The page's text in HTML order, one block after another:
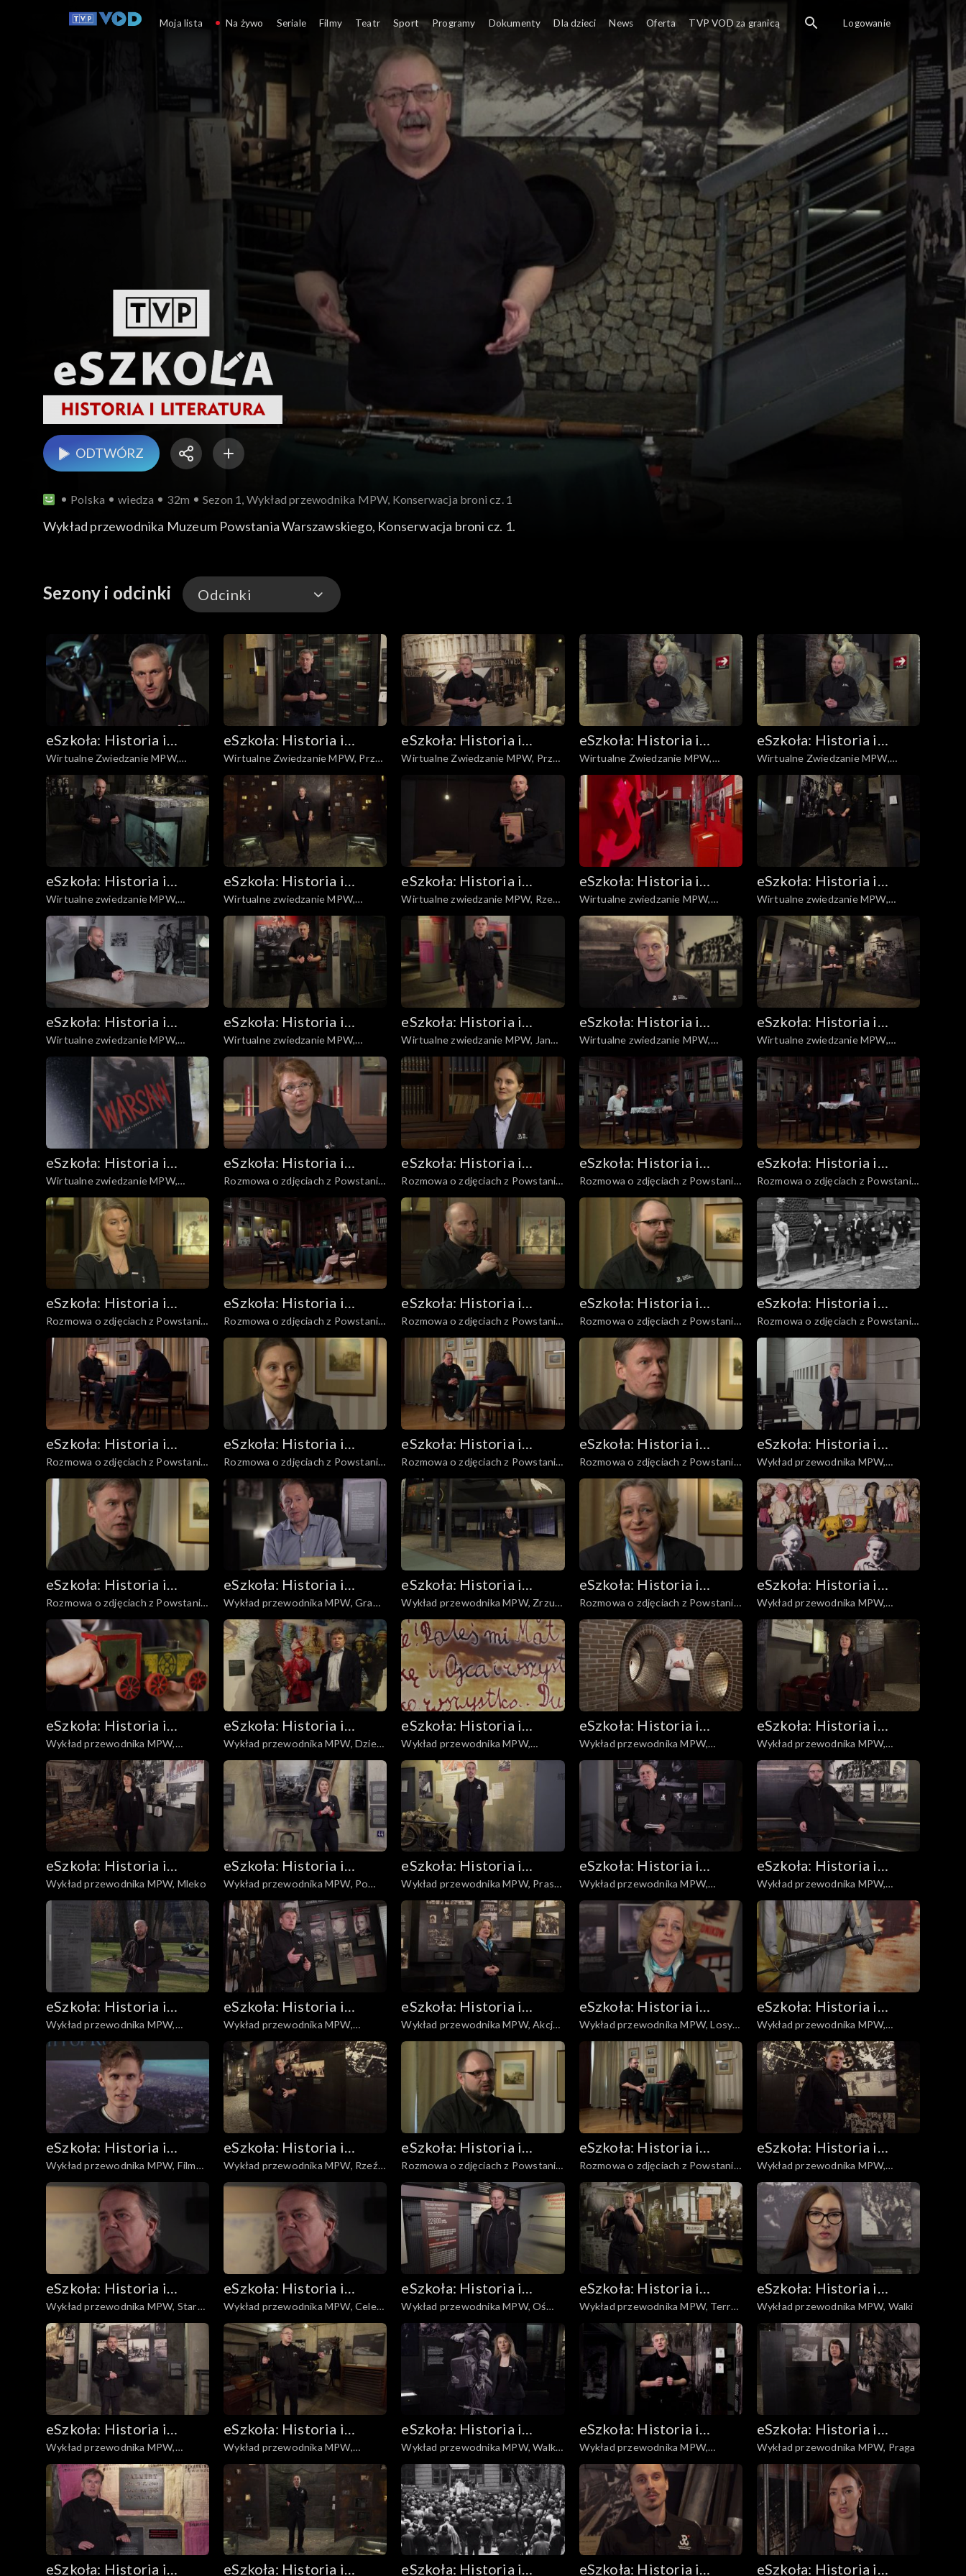
ODTWÓRZ
Polska wiedza 32m Sezon 1, Wykład przewodnika MPW, Konserwacja broni cz. 1
Wykład przewodnika Muzeum Powstania Warszawskiego, Konserwacja broni cz. 1.
Sezony i odcinki Odcinki
Odcinki
eSzkoła: Historia i
Literatura
Wirtualne Zwiedzanie MPW,
Pomoc lotnicza
eSzkoła: Historia i
Literatura
Wirtualne Zwiedzanie MPW, Przed
Powstaniem cz. 2
eSzkoła: Historia i
Literatura
Wirtualne Zwiedzanie MPW, Przed
Powstaniem cz. 1
eSzkoła: Historia i
Literatura
Wirtualne Zwiedzanie MPW,
Przebieg Powstania
eSzkoła: Historia i
Literatura
Wirtualne Zwiedzanie MPW,
Kanały/Niemcy w Warszawie
eSzkoła: Historia i
Literatura
Wirtualne zwiedzanie MPW,
Uzbrojenie
eSzkoła: Historia i
Literatura
Wirtualne zwiedzanie MPW,
Miasto grobów
eSzkoła: Historia i
Literatura
Wirtualne zwiedzanie MPW, Rzeź
Woli
eSzkoła: Historia i
Literatura
Wirtualne zwiedzanie MPW,
Polska Lubelska, łączność, poczta
harcerska
eSzkoła: Historia i
Literatura
Wirtualne zwiedzanie MPW,
Exodus
eSzkoła: Historia i
Literatura
Wirtualne zwiedzanie MPW,
Sanitariuszki
eSzkoła: Historia i
Literatura
Wirtualne zwiedzanie MPW,
Obozy jenieckie i proces
eSzkoła: Historia i
Literatura
Wirtualne zwiedzanie MPW, Jan
Nowak Jeziorański
eSzkoła: Historia i
Literatura
Wirtualne zwiedzanie MPW,
Berlingowcy
eSzkoła: Historia i
Literatura
Wirtualne zwiedzanie MPW,
Śródmieście, Mokotów
eSzkoła: Historia i
Literatura
Wirtualne zwiedzanie MPW,
Wielka Trójka
eSzkoła: Historia i
Literatura
Rozmowa o zdjęciach z Powstania,
Barykady
eSzkoła: Historia i
Literatura
Rozmowa o zdjęciach z Powstania,
Fotografie
eSzkoła: Historia i
Literatura
Rozmowa o zdjęciach z Powstania,
Kapitulacja
eSzkoła: Historia i
Literatura
Rozmowa o zdjęciach z Powstania,
Niemcy
eSzkoła: Historia i
Literatura
Rozmowa o zdjęciach z Powstania,
Ofiary
eSzkoła: Historia i
Literatura
Rozmowa o zdjęciach z Powstania,
Poczta i łączność
eSzkoła: Historia i
Literatura
Rozmowa o zdjęciach z Powstania,
Pojazdy
eSzkoła: Historia i
Literatura
Rozmowa o zdjęciach z Powstania,
Dzieci
eSzkoła: Historia i
Literatura
Rozmowa o zdjęciach z Powstania,
Kobiety
eSzkoła: Historia i
Literatura
Rozmowa o zdjęciach z Powstania,
Pożary
eSzkoła: Historia i
Literatura
Rozmowa o zdjęciach z Powstania,
Warszawa zniszczona
eSzkoła: Historia i
Literatura
Rozmowa o zdjęciach z Powstania,
Warszawa okupowana
eSzkoła: Historia i
Literatura
Rozmowa o zdjęciach z Powstania,
Powstańcy
eSzkoła: Historia i
Literatura
Wykład przewodnika MPW,
Kapelani
eSzkoła: Historia i
Literatura
Rozmowa o zdjęciach z Powstania,
Warszawa powojenna
eSzkoła: Historia i
Literatura
Wykład przewodnika MPW, Gra
planszowa
eSzkoła: Historia i
Literatura
Wykład przewodnika MPW, Zrzuty
lotnicze
eSzkoła: Historia i
Literatura
Rozmowa o zdjęciach z Powstania,
Warszawa Przedwojenna
eSzkoła: Historia i
Literatura
Wykład przewodnika MPW,
Kukiełki
eSzkoła: Historia i
Literatura
Wykład przewodnika MPW,
Lokomotywka
eSzkoła: Historia i
Literatura
Wykład przewodnika MPW, Dzieci
Powstania
eSzkoła: Historia i
Literatura
Wykład przewodnika MPW,
Modlitwa
eSzkoła: Historia i
Literatura
Wykład przewodnika MPW,
Kanały
eSzkoła: Historia i
Literatura
Wykład przewodnika MPW,
Desant
eSzkoła: Historia i
Literatura
Wykład przewodnika MPW, Mleko
eSzkoła: Historia i
Literatura
Wykład przewodnika MPW, Po
Powstaniu
eSzkoła: Historia i
Literatura
Wykład przewodnika MPW, Prasa i
plakaty
eSzkoła: Historia i
Literatura
Wykład przewodnika MPW,
Proces
eSzkoła: Historia i
Literatura
Wykład przewodnika MPW,
Najciekawsza broń
eSzkoła: Historia i
Literatura
Wykład przewodnika MPW,
Budynek MPW
eSzkoła: Historia i
Literatura
Wykład przewodnika MPW,
Odpowiedzialność
eSzkoła: Historia i
Literatura
Wykład przewodnika MPW, Akcja
„Burza”
eSzkoła: Historia i
Literatura
Wykład przewodnika MPW, Losy
powstańców
eSzkoła: Historia i
Literatura
Wykład przewodnika MPW,
Mundury
eSzkoła: Historia i
Literatura
Wykład przewodnika MPW, Film
„Miasto ruin”
eSzkoła: Historia i
Literatura
Wykład przewodnika MPW, Rzeź
Woli
eSzkoła: Historia i
Literatura
Rozmowa o zdjęciach z Powstania,
Obozy Jenieckie
eSzkoła: Historia i
Literatura
Rozmowa o zdjęciach z Powstania,
Służba Medyczna
eSzkoła: Historia i
Literatura
Wykład przewodnika MPW,
Ochota
eSzkoła: Historia i
Literatura
Wykład przewodnika MPW, Stare
Miasto
eSzkoła: Historia i
Literatura
Wykład przewodnika MPW, Cele
bezpieki, Anoda
eSzkoła: Historia i
Literatura
Wykład przewodnika MPW, Oś
czasu
eSzkoła: Historia i
Literatura
Wykład przewodnika MPW, Terror
niemiecki
eSzkoła: Historia i
Literatura
Wykład przewodnika MPW, Walki
eSzkoła: Historia i
Literatura
Wykład przewodnika MPW,
Czerniaków
eSzkoła: Historia i
Literatura
Wykład przewodnika MPW,
Drukarnie
eSzkoła: Historia i
Literatura
Wykład przewodnika MPW, Walki
na Powiślu
eSzkoła: Historia i
Literatura
Wykład przewodnika MPW,
Obroża
eSzkoła: Historia i
Literatura
Wykład przewodnika MPW, Praga
eSzkoła: Historia i eSzkoła: Historia i eSzkoła: Historia i eSzkoła: Historia i eSzkoła: Historia i
Moja lista Na żywo Seriale Filmy Teatr Sport Programy Dokumenty Dla dzieci News Oferta TVP VOD za granicą Logowanie